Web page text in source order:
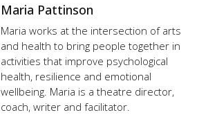
Maria Pattinson
Maria works at the intersection of arts
and health to bring people together in
activities that improve psychological
health, resilience and emotional
wellbeing. Maria is a theatre director,
coach, writer and facilitator.